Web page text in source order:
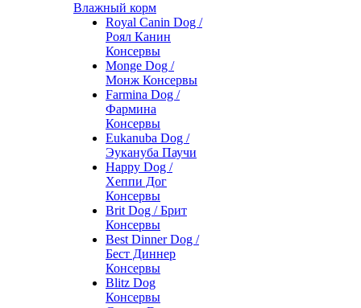
Влажный корм
Royal Canin Dog /
Роял Канин
Консервы
Monge Dog /
Монж Консервы
Farmina Dog /
Фармина
Консервы
Eukanuba Dog /
Эукануба Паучи
Happy Dog /
Хеппи Дог
Консервы
Brit Dog / Брит
Консервы
Best Dinner Dog /
Бест Диннер
Консервы
Blitz Dog
Консервы